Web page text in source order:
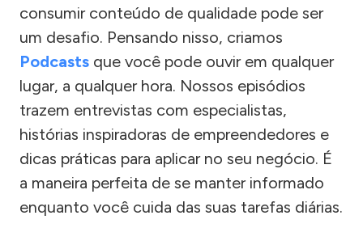
consumir conteúdo de qualidade pode ser
um desafio. Pensando nisso, criamos
Podcasts que você pode ouvir em qualquer
lugar, a qualquer hora. Nossos episódios
trazem entrevistas com especialistas,
histórias inspiradoras de empreendedores e
dicas práticas para aplicar no seu negócio. É
a maneira perfeita de se manter informado
enquanto você cuida das suas tarefas diárias.